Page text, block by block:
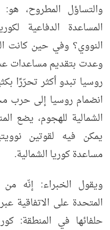
والتساؤل المطروح،
المساعدة الدفاعية
النووي؟ وفي حين كانت
وعدت بتقديم مساعدات
روسيا تبدو أكثر تحرّرًا
انضمام روسيا إلى حرب
الشمالية للهجوم، يضع
يمكن فيه لقوتين
مساعدة كوريا الشمالية.
ويقول الخبراء: إنّه من
المتحدة على الاتفاقية
حلفائها في المنطقة: